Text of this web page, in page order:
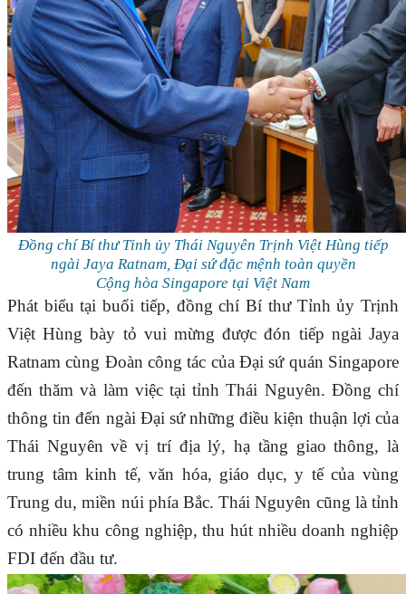
Đồng chí Bí thư Tỉnh ủy Thái Nguyên Trịnh Việt Hùng tiếp
ngài Jaya Ratnam, Đại sứ đặc mệnh toàn quyền
Cộng hòa Singapore tại Việt Nam
Phát biểu tại buổi tiếp, đồng chí Bí thư Tỉnh ủy Trịnh
Việt Hùng bày tỏ vui mừng được đón tiếp ngài Jaya
Ratnam cùng Đoàn công tác của Đại sứ quán Singapore
đến thăm và làm việc tại tỉnh Thái Nguyên. Đồng chí
thông tin đến ngài Đại sứ những điều kiện thuận lợi của
Thái Nguyên về vị trí địa lý, hạ tầng giao thông, là
trung tâm kinh tế, văn hóa, giáo dục, y tế của vùng
Trung du, miền núi phía Bắc. Thái Nguyên cũng là tỉnh
có nhiều khu công nghiệp, thu hút nhiều doanh nghiệp
FDI đến đầu tư.